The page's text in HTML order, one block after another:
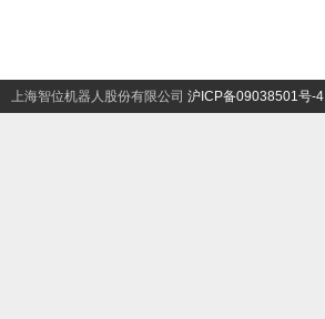
上海智位机器人股份有限公司 沪ICP备09038501号-4